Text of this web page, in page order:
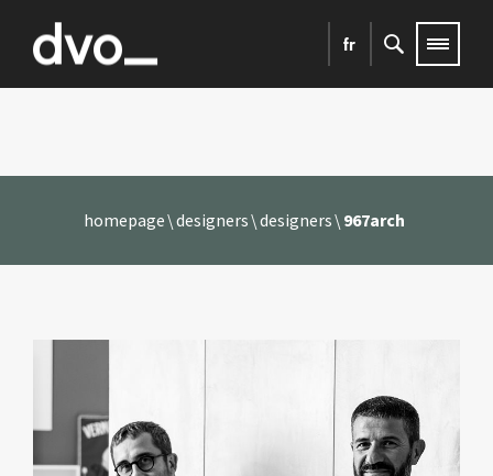
fr
homepage designers designers 967arch